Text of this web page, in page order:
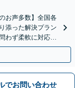
お声多数】全国各
添った解決プラン
わず柔軟に対応し
分】
でお問い合わせ